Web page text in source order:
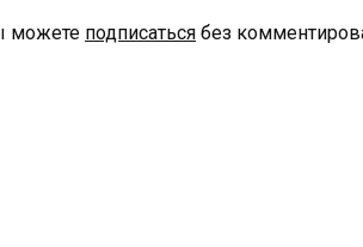
можете подписаться без